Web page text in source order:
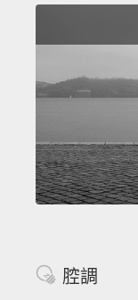
腔調